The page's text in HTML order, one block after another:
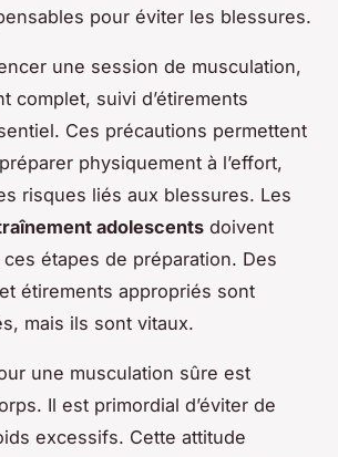
pour éviter les blessures.
une session de musculation,
complet, suivi d’étirements
Ces précautions permettent
physiquement à l’effort,
risques liés aux blessures. Les
adolescents doivent
étapes de préparation. Des
étirements appropriés sont
mais ils sont vitaux.
une musculation sûre est
Il est primordial d’éviter de
excessifs. Cette attitude